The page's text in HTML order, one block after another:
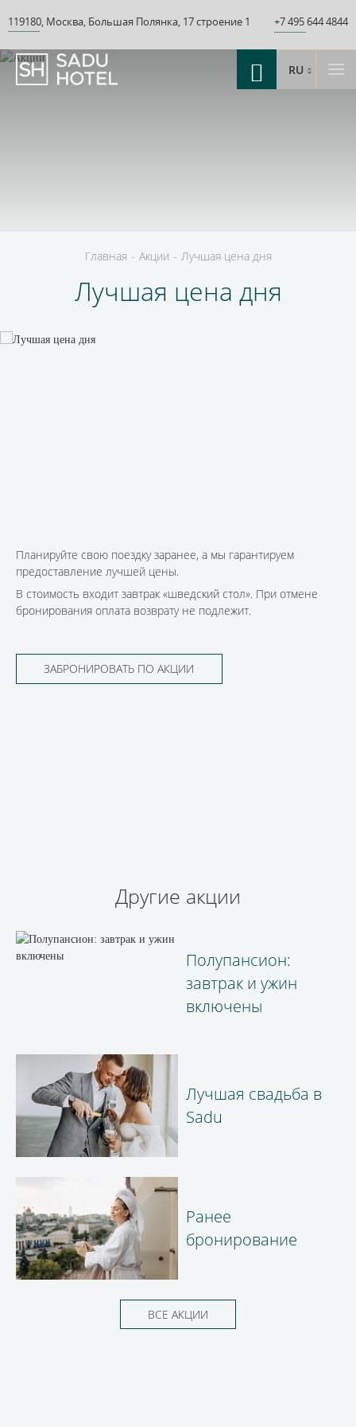
+7 495 644 4844
119180, Москва, Большая Полянка, 17 строение 1
RU
Главная - Акции - Лучшая цена дня
Лучшая цена дня
Планируйте свою поездку заранее, а мы гарантируем
предоставление лучшей цены.
В стоимость входит завтрак «шведский стол». При отмене
бронирования оплата возврату не подлежит.
ЗАБРОНИРОВАТЬ ПО АКЦИИ
Другие акции
Полупансион:
завтрак и ужин
включены
Лучшая свадьба в
Sadu
Ранее
бронирование
ВСЕ АКЦИИ